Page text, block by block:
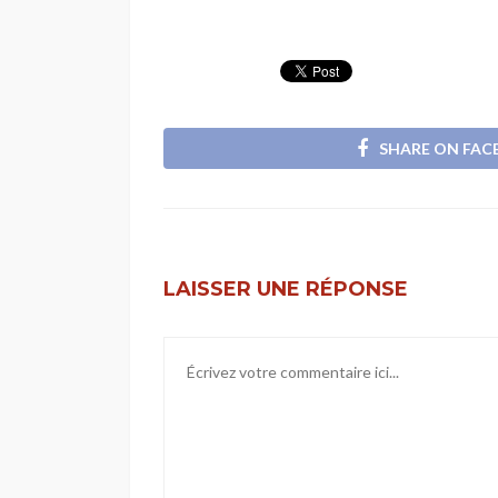
SHARE ON
LAISSER UNE RÉPONSE